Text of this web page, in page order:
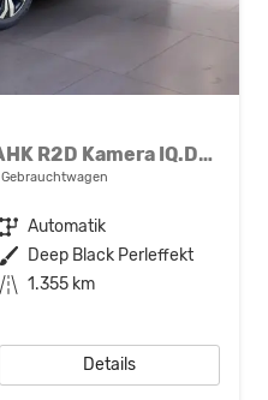
1.0 TSI 85 kW Life DSG AHK R2D Kamera IQ.Drive
Gebrauchtwagen
Getriebe Automatik
Außenfarbe Deep Black Perleffekt
Kilometerstand 1.355 km
Details